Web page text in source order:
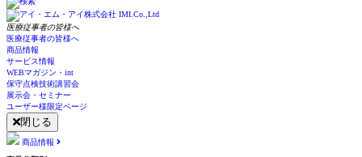
医療従事者の皆様へ
医療従事者の皆様へ
商品情報
サービス情報
WEBマガジン・int
保守点検技術講習会
展示会・セミナー
ユーザー様限定ページ
閉じる
商品情報